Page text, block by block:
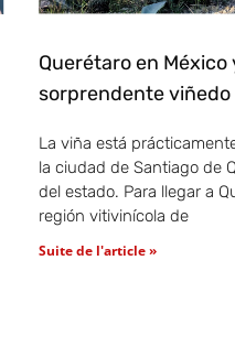
Querétaro en México
sorprendente viñedo
La viña está
la ciudad de Santiago de
del estado. Para llegar a
región vitivinícola de
Suite de l'article »